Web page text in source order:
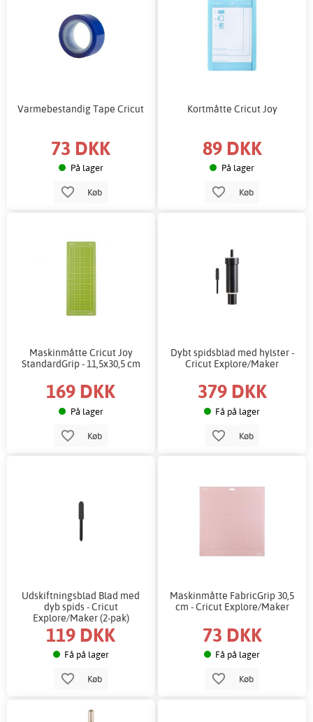
Varmebestandig Tape Cricut
73 DKK
På lager
Køb
Kortmåtte Cricut Joy
89 DKK
På lager
Køb
Maskinmåtte Cricut Joy
StandardGrip - 11,5x30,5 cm
169 DKK
På lager
Køb
Dybt spidsblad med hylster -
Cricut Explore/Maker
379 DKK
Få på lager
Køb
Udskiftningsblad Blad med
dyb spids - Cricut
Explore/Maker (2-pak)
119 DKK
Få på lager
Køb
Maskinmåtte FabricGrip 30,5
cm - Cricut Explore/Maker
73 DKK
Få på lager
Køb